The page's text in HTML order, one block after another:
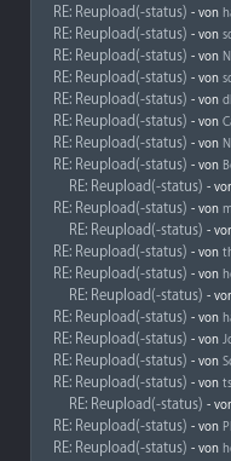
RE: Reupload(-status) - von
RE: Reupload(-status) - von
RE: Reupload(-status) - von
RE: Reupload(-status) - von
RE: Reupload(-status) - von
RE: Reupload(-status) - von
RE: Reupload(-status) - von
RE: Reupload(-status) - von
RE: Reupload(-status) -
RE: Reupload(-status) - von
RE: Reupload(-status) -
RE: Reupload(-status) - von
RE: Reupload(-status) - von
RE: Reupload(-status) -
RE: Reupload(-status) - von
RE: Reupload(-status) - von
RE: Reupload(-status) - von
RE: Reupload(-status) - von
RE: Reupload(-status) -
RE: Reupload(-status) - von
RE: Reupload(-status) - von